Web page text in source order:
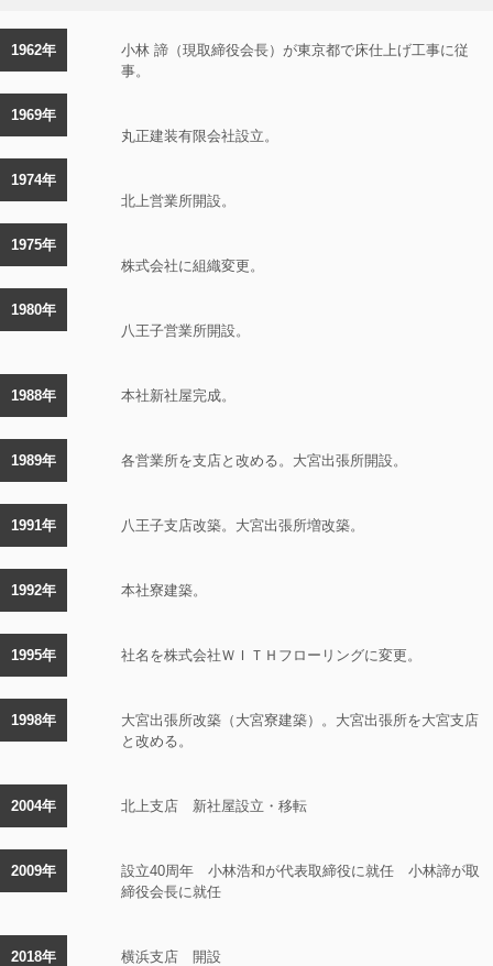
1962年
1969年
小林 諦（現取締役会長）が東京都で床仕上げ工事に従
事。
1974年
丸正建装有限会社設立。
1975年
北上営業所開設。
1980年
株式会社に組織変更。
八王子営業所開設。
1988年 本社新社屋完成。
1989年 各営業所を支店と改める。大宮出張所開設。
1991年 八王子支店改築。大宮出張所増改築。
1992年 本社寮建築。
1995年 社名を株式会社ＷＩＴＨフローリングに変更。
1998年
大宮出張所改築（大宮寮建築）。大宮出張所を大宮支店
と改める。
2004年 北上支店 新社屋設立・移転
2009年
設立40周年 小林浩和が代表取締役に就任 小林諦が取
締役会長に就任
2018年 横浜支店 開設